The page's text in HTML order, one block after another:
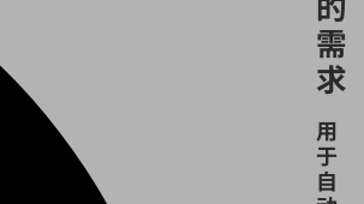
需
求
用
于
自